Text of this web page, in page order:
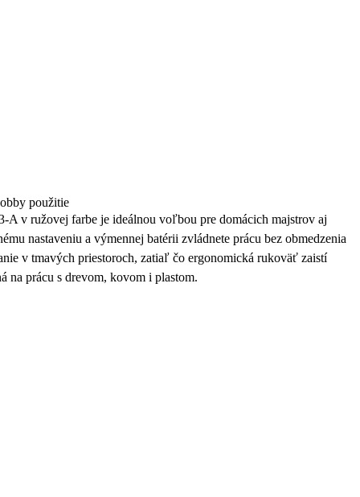
použitie
v ružovej farbe je ideálnou voľbou pre domácich majstrov aj
nastaveniu a výmennej batérii zvládnete prácu bez obmedzenia
v tmavých priestoroch, zatiaľ čo ergonomická rukoväť zaistí
na prácu s drevom, kovom i plastom.